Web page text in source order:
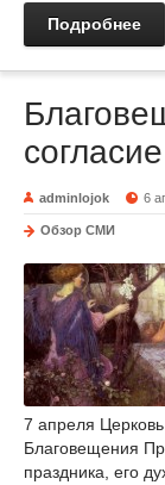
Подробнее
adminlojok 6
Обзор СМИ
7 апреля
Благовещения
праздника, его